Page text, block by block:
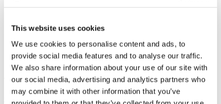
This website uses cookies
We use cookies to personalise content and ads, to
provide social media features and to analyse our traffic.
We also share information about your use of our site with
our social media, advertising and analytics partners who
may combine it with other information that you’ve
Video
Articoli e Interviste
Contatti
Tel. +39 320 57 80 986
Email segreteria@federturismo.it
Come aderire